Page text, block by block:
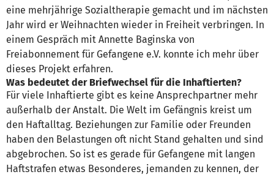
eine mehrjährige Sozialtherapie gemacht und im nächsten
Jahr wird er Weihnachten wieder in Freiheit verbringen. In
einem Gespräch mit Annette Baginska von
Freiabonnement für Gefangene e.V. konnte ich mehr über
dieses Projekt erfahren.
Was bedeutet der Briefwechsel für die Inhaftierten?
Für viele Inhaftierte gibt es keine Ansprechpartner mehr
außerhalb der Anstalt. Die Welt im Gefängnis kreist um
den Haftalltag. Beziehungen zur Familie oder Freunden
haben den Belastungen oft nicht Stand gehalten und sind
abgebrochen. So ist es gerade für Gefangene mit langen
Haftstrafen etwas Besonderes, jemanden zu kennen, der